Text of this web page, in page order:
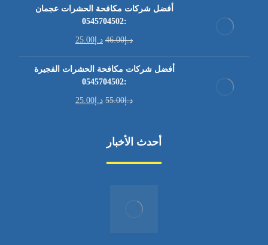
أفضل شركات مكافحة الحشرات عجمان
:0545704502
د.إ46.00 د.إ 25.00
أفضل شركات مكافحة الحشرات الفجيرة
:0545704502
د.إ55.00 د.إ 25.00
أحدث الأخبار